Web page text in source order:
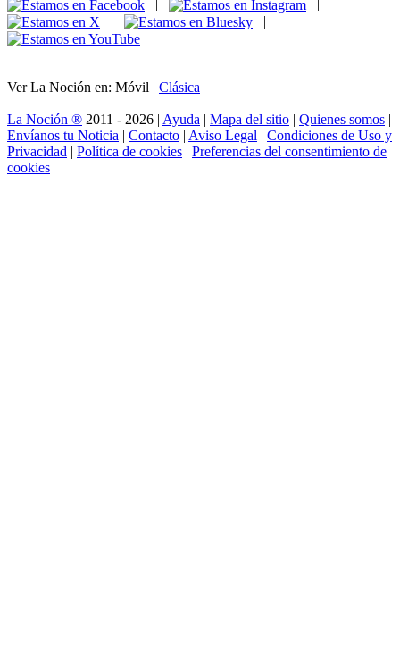
|
|
Ver La Noción en: Móvil | Clásica
La Noción ® 2011 - 2026 | Ayuda | Mapa del sitio | Quienes somos |
Envíanos tu Noticia | Contacto | Aviso Legal | Condiciones de Uso y
Privacidad | Política de cookies | Preferencias del consentimiento de
cookies